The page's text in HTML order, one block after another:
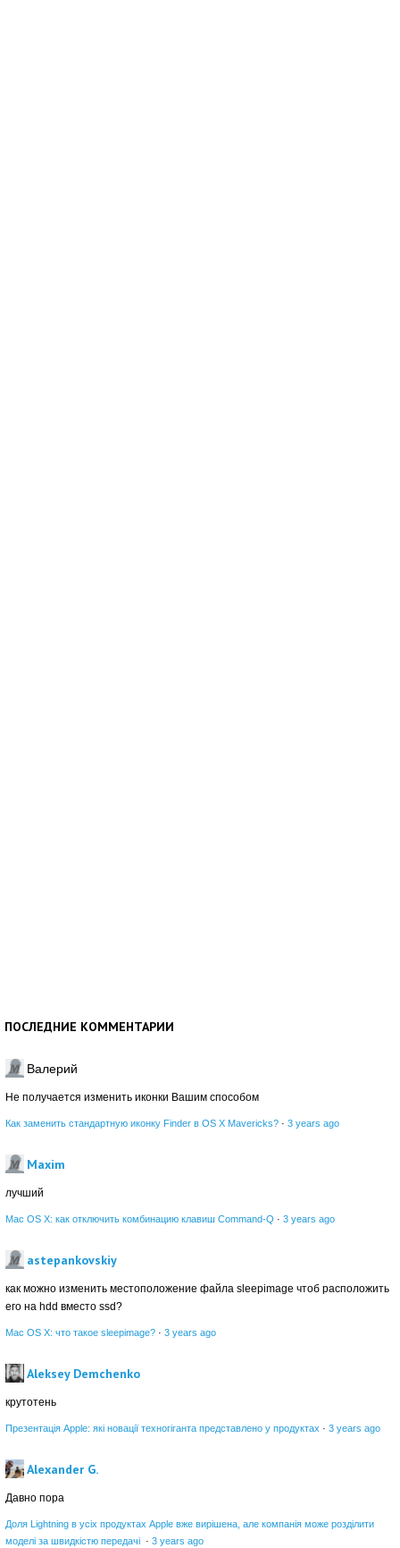
ПОСЛЕДНИЕ КОММЕНТАРИИ
Валерий
Не получается изменить иконки Вашим способом
Как заменить стандартную иконку Finder в OS X Mavericks? · 3 years ago
Maxim
лучший
Mac OS X: как отключить комбинацию клавиш Command-Q · 3 years ago
astepankovskiy
как можно изменить местоположение файла sleepimage чтоб расположить
его на hdd вместо ssd?
Mac OS X: что такое sleepimage? · 3 years ago
Aleksey Demchenko
крутотень
Презентація Apple: які новації техногіганта представлено у продуктах · 3 years ago
Alexander G.
Давно пора
Доля Lightning в усіх продуктах Apple вже вирішена, але компанія може розділити
моделі за швидкістю передачі · 3 years ago